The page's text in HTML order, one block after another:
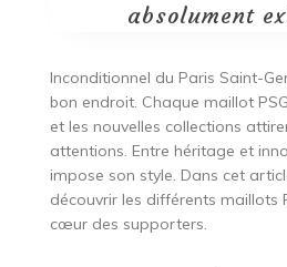
absolument
Inconditionnel du Paris Saint-
bon endroit. Chaque maillot
et les nouvelles collections
attentions. Entre héritage et
impose son style. Dans cet
découvrir les différents maillots
cœur des supporters.